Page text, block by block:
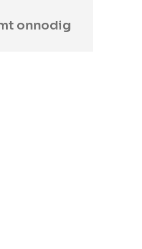
onnodig